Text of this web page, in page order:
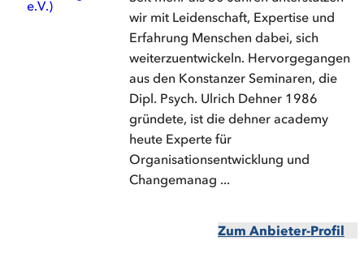
wir mit Leidenschaft, Expertise und
Erfahrung Menschen dabei, sich
weiterzuentwickeln. Hervorgegangen
aus den Konstanzer Seminaren, die
Dipl. Psych. Ulrich Dehner 1986
gründete, ist die dehner academy
heute Experte für
Organisationsentwicklung und
Changemanag ...
Zum Anbieter-Profil